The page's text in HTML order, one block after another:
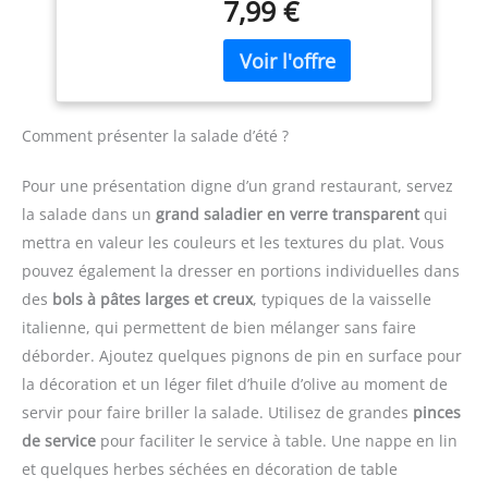
l'emballage, afin de
assurer une qualité
constante des produits.
garantissant une saveur
Cette épice est donc une
option saine et naturelle
pour les amateurs de
cuisine.
Sumac est une épice qui
dans la cuisine du
Moyen-Orient. Elle est
traditionnellement
utilisée pour ajouter une
saveur acidulée à de
nombreux plats, et est
souvent utilisée en
remplacement du citron
dans les recettes. Le
connu pour ses
propriétés médicinales,
qui ont été utilisées
oignon manuel est
fabriqué en PP de qualité
alimentaire et 420J2, sans
BPA, ce qui permet de
conserver des
ingrédients sains,
coupe-légumes à
mandoline, vous pouvez
être sûr de préparer des
dîners sains, délicieux et
créatifs pour votre
famille. Utilisation
Multifonctionnelle - Le
coupe légumes peut
trancher, découper,
râper, réduire en purée,
non seulement pour
couper les légumes, mais
aussi pour préparer des
compléments
tranches fines, nettes et
régulières avec un
minimum d’effort. Que
vous soyez débutant ou
cuisinier expérimenté,
elle est simple et intuitive
mm – Cette mandoline
multifonctions dispose
de trois réglages
d’épaisseur pour
répondre à différents
besoins. Choisissez des
tranches fines (1 mm),
moyennes (2 mm) ou
épaisses (4 mm) selon les
ingrédients et les
s’adapter à différents
ingrédients et types de
7,99 €
Comment présenter la salade d’été ?
Pour une présentation digne d’un grand restaurant, servez
la salade dans un grand saladier en verre transparent qui
mettra en valeur les couleurs et les textures du plat. Vous
pouvez également la dresser en portions individuelles dans
des bols à pâtes larges et creux, typiques de la vaisselle
italienne, qui permettent de bien mélanger sans faire
déborder. Ajoutez quelques pignons de pin en surface pour
la décoration et un léger filet d’huile d’olive au moment de
servir pour faire briller la salade. Utilisez de grandes pinces
de service pour faciliter le service à table. Une nappe en lin
et quelques herbes séchées en décoration de table